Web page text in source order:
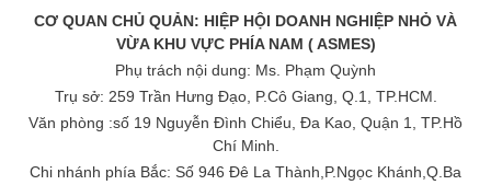
CƠ QUAN CHỦ QUẢN: HIỆP HỘI DOANH NGHIỆP NHỎ VÀ
VỪA KHU VỰC PHÍA NAM ( ASMES)
Phụ trách nội dung: Ms. Phạm Quỳnh
Trụ sở: 259 Trần Hưng Đạo, P.Cô Giang, Q.1, TP.HCM.
Văn phòng :số 19 Nguyễn Đình Chiểu, Đa Kao, Quận 1, TP.Hồ
Chí Minh.
Chi nhánh phía Bắc: Số 946 Đê La Thành,P.Ngọc Khánh,Q.Ba